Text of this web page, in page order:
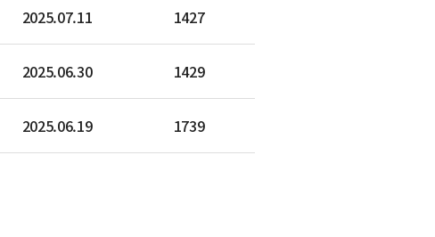
2025.07.11 1427
2025.06.30 1429
2025.06.19 1739